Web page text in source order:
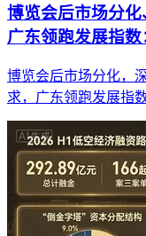
博览会后市场分化
广东领跑发展指
博览会后市场分化，
求，广东领跑发展指